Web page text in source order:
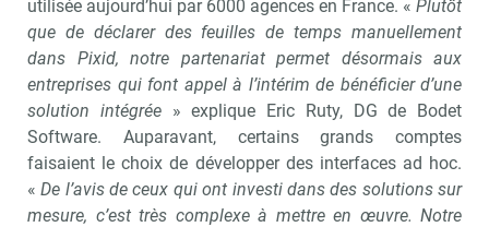
utilisée aujourd’hui par 6000 agences en France. « Plutôt
que de déclarer des feuilles de temps manuellement
dans Pixid, notre partenariat permet désormais aux
entreprises qui font appel à l’intérim de bénéficier d’une
solution intégrée» explique Eric Ruty, DG de Bodet
Software. Auparavant, certains grands comptes
faisaient le choix de développer des interfaces ad hoc.
«De l’avis de ceux qui ont investi dans des solutions sur
mesure, c’est très complexe à mettre en œuvre. Notre